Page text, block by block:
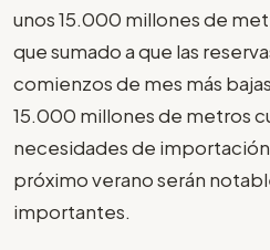
unos 15.000 millones de
que sumado a que las
comienzos de mes más
15.000 millones de metros
necesidades de
próximo verano serán
importantes.